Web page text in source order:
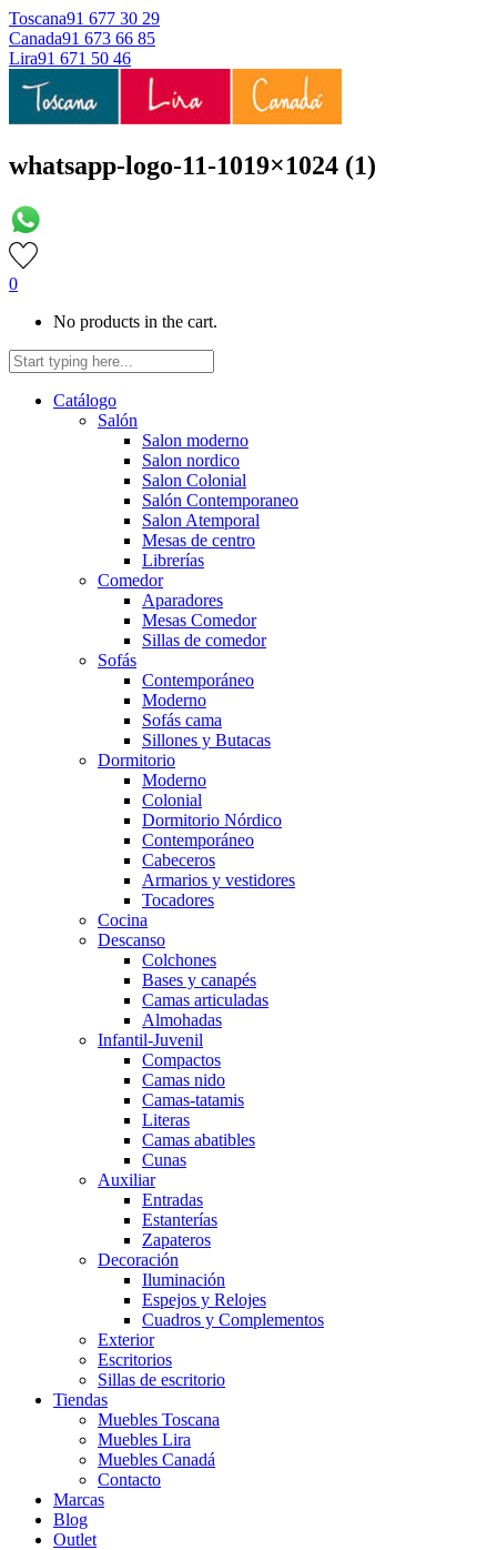
Toscana91 677 30 29
Canada91 673 66 85
Lira91 671 50 46
whatsapp-logo-11-1019×1024 (1)
0
No products in the cart.
Catálogo
Salón
Salon moderno
Salon nordico
Salon Colonial
Salón Contemporaneo
Salon Atemporal
Mesas de centro
Librerías
Comedor
Aparadores
Mesas Comedor
Sillas de comedor
Sofás
Contemporáneo
Moderno
Sofás cama
Sillones y Butacas
Dormitorio
Moderno
Colonial
Dormitorio Nórdico
Contemporáneo
Cabeceros
Armarios y vestidores
Tocadores
Cocina
Descanso
Colchones
Bases y canapés
Camas articuladas
Almohadas
Infantil-Juvenil
Compactos
Camas nido
Camas-tatamis
Literas
Camas abatibles
Cunas
Auxiliar
Entradas
Estanterías
Zapateros
Decoración
Iluminación
Espejos y Relojes
Cuadros y Complementos
Exterior
Escritorios
Sillas de escritorio
Tiendas
Muebles Toscana
Muebles Lira
Muebles Canadá
Contacto
Marcas
Blog
Outlet